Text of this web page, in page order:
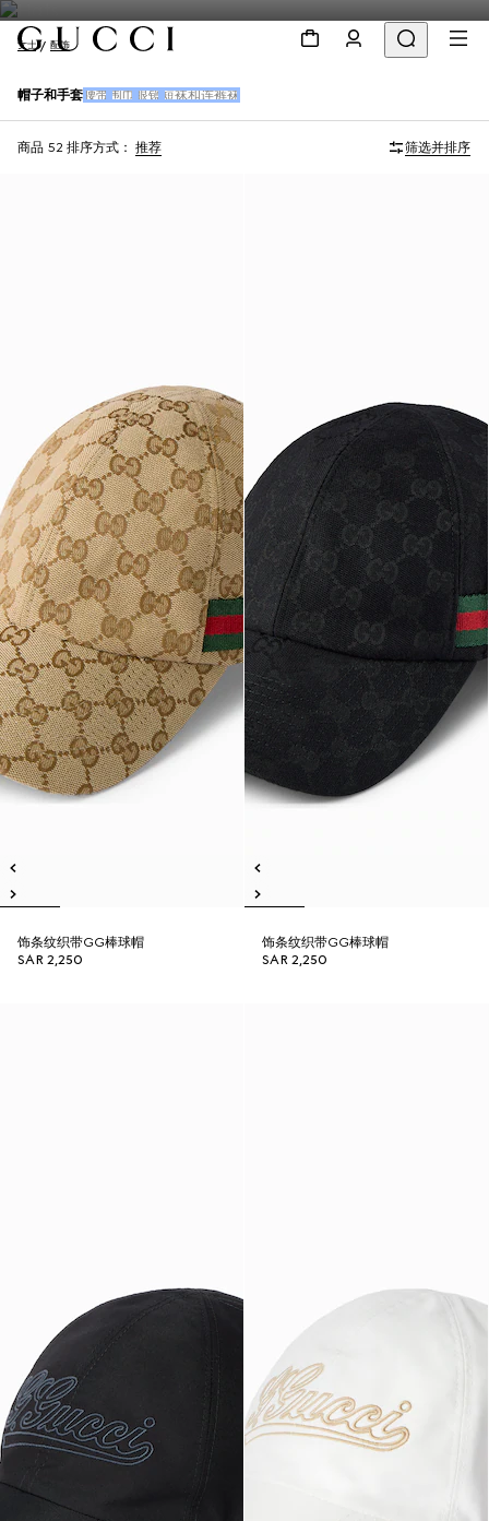
女士 配饰
帽子和手套 腰带 围巾 眼镜 短袜和连裤袜
商品 52 排序方式： 推荐 筛选并排序
饰条纹织带GG棒球帽
SAR 2,250
饰条纹织带GG棒球帽
SAR 2,250